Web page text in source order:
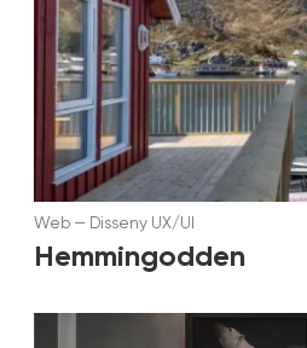
Web — Disseny UX/UI
Hemmingodden